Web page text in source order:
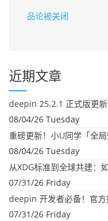
品论被关闭
近期文章
deepin 25.2.1 正式版更新
08/04/26 Tuesday
08/04/26 Tuesday
从XDG标准到全球共建：
07/31/26 Friday
deepin 开发者必备！官
07/31/26 Friday